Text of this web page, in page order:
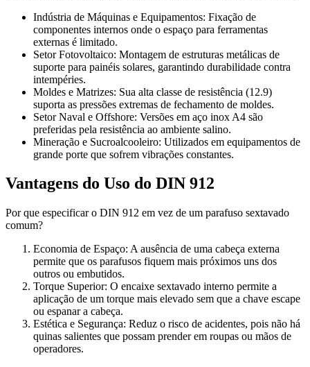
Indústria de Máquinas e Equipamentos: Fixação de
componentes internos onde o espaço para ferramentas
externas é limitado.
Setor Fotovoltaico: Montagem de estruturas metálicas de
suporte para painéis solares, garantindo durabilidade contra
intempéries.
Moldes e Matrizes: Sua alta classe de resistência (12.9)
suporta as pressões extremas de fechamento de moldes.
Setor Naval e Offshore: Versões em aço inox A4 são
preferidas pela resistência ao ambiente salino.
Mineração e Sucroalcooleiro: Utilizados em equipamentos de
grande porte que sofrem vibrações constantes.
Vantagens do Uso do DIN 912
Por que especificar o DIN 912 em vez de um parafuso sextavado
comum?
Economia de Espaço: A ausência de uma cabeça externa
permite que os parafusos fiquem mais próximos uns dos
outros ou embutidos.
Torque Superior: O encaixe sextavado interno permite a
aplicação de um torque mais elevado sem que a chave escape
ou espanar a cabeça.
Estética e Segurança: Reduz o risco de acidentes, pois não há
quinas salientes que possam prender em roupas ou mãos de
operadores.